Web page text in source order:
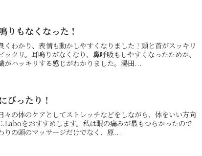
りもなくなった！
くわかり、表情も動かしやすくなりました！頭と首がスッキリ
クリ。耳鳴りがなくなり、鼻呼吸もしやすくなったためか、
がハッキリする感じがわかりました。湯田...
ぴったり！
々の体のケアとしてストレッチなどをしながら、体をいい方向
をおすすめします。私は眼の痛みが最もつらかったので
りの頭のマッサージだけでなく、原...